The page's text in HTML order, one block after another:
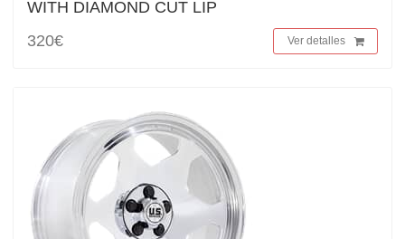
WITH DIAMOND CUT LIP
320€
Ver detalles